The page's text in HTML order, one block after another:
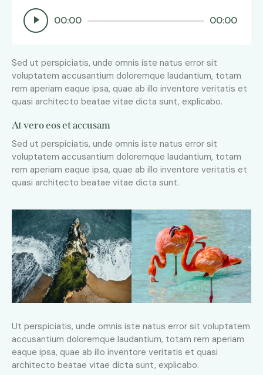
Audio
Player
00:00 00:00
Sed ut perspiciatis, unde omnis iste natus error sit
voluptatem accusantium doloremque laudantium, totam
rem aperiam eaque ipsa, quae ab illo inventore veritatis et
quasi architecto beatae vitae dicta sunt, explicabo.
At vero eos et accusam
Sed ut perspiciatis, unde omnis iste natus error sit
voluptatem accusantium doloremque laudantium, totam
rem aperiam eaque ipsa, quae ab illo inventore veritatis et
quasi architecto beatae vitae dicta sunt.
Ut perspiciatis, unde omnis iste natus error sit voluptatem
accusantium doloremque laudantium, totam rem aperiam
eaque ipsa, quae ab illo inventore veritatis et quasi
architecto beatae vitae dicta sunt, explicabo.